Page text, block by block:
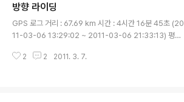
를 마치고 신천의 커피샵으로 이동하여 이야기 좀 하다가
반포까지 가볍게 마실 라이딩을 하는 것으로 마무리했다.
원래 아침 6시반까지 여의도에서 만나기로 했지만 결혼식
때문에 나중에 합류한 케이스.. 그대로 마무리하기 뭔가 아
쉬웠다. 그대로 뜨루 드 한강(TDH) 코스를 돌기로 ..
방향 라이딩
GPS 로그 거리 : 67.69 km 시간 : 4시간 16분 45초 (20
11-03-06 13:29:02 ~ 2011-03-06 21:33:13) 평균
어 제대로된 힐클라임을 한 적이 없어서, 강남300을 한번
2 2 2011. 3. 7.